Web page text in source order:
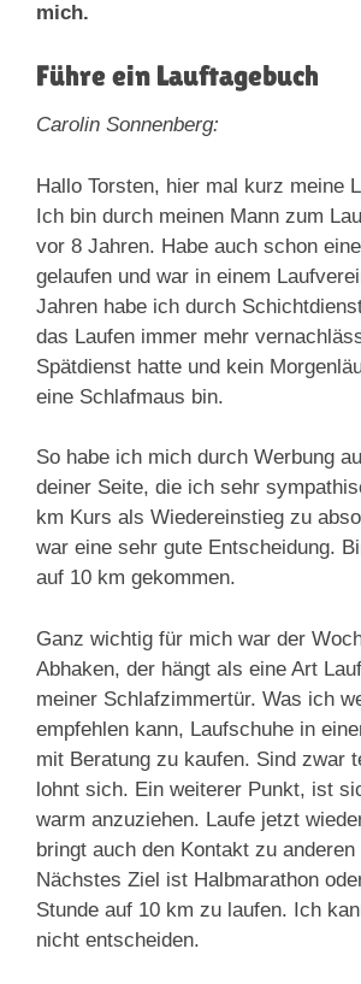
mich.
Führe ein Lauftagebuch
Carolin Sonnenberg:
Hallo Torsten, hier mal kurz meine
Ich bin durch meinen Mann zum
vor 8 Jahren. Habe auch schon
gelaufen und war in einem
Jahren habe ich durch
das Laufen immer mehr
Spätdienst hatte und kein
eine Schlafmaus bin.
So habe ich mich durch Werbung
deiner Seite, die ich sehr
km Kurs als Wiedereinstieg zu
war eine sehr gute Entscheidung.
auf 10 km gekommen.
Ganz wichtig für mich war der
Abhaken, der hängt als eine Art
meiner Schlafzimmertür. Was ich
empfehlen kann, Laufschuhe in
mit Beratung zu kaufen. Sind zwar
lohnt sich. Ein weiterer Punkt, ist
warm anzuziehen. Laufe jetzt
bringt auch den Kontakt zu anderen
Nächstes Ziel ist Halbmarathon
Stunde auf 10 km zu laufen. Ich
nicht entscheiden.